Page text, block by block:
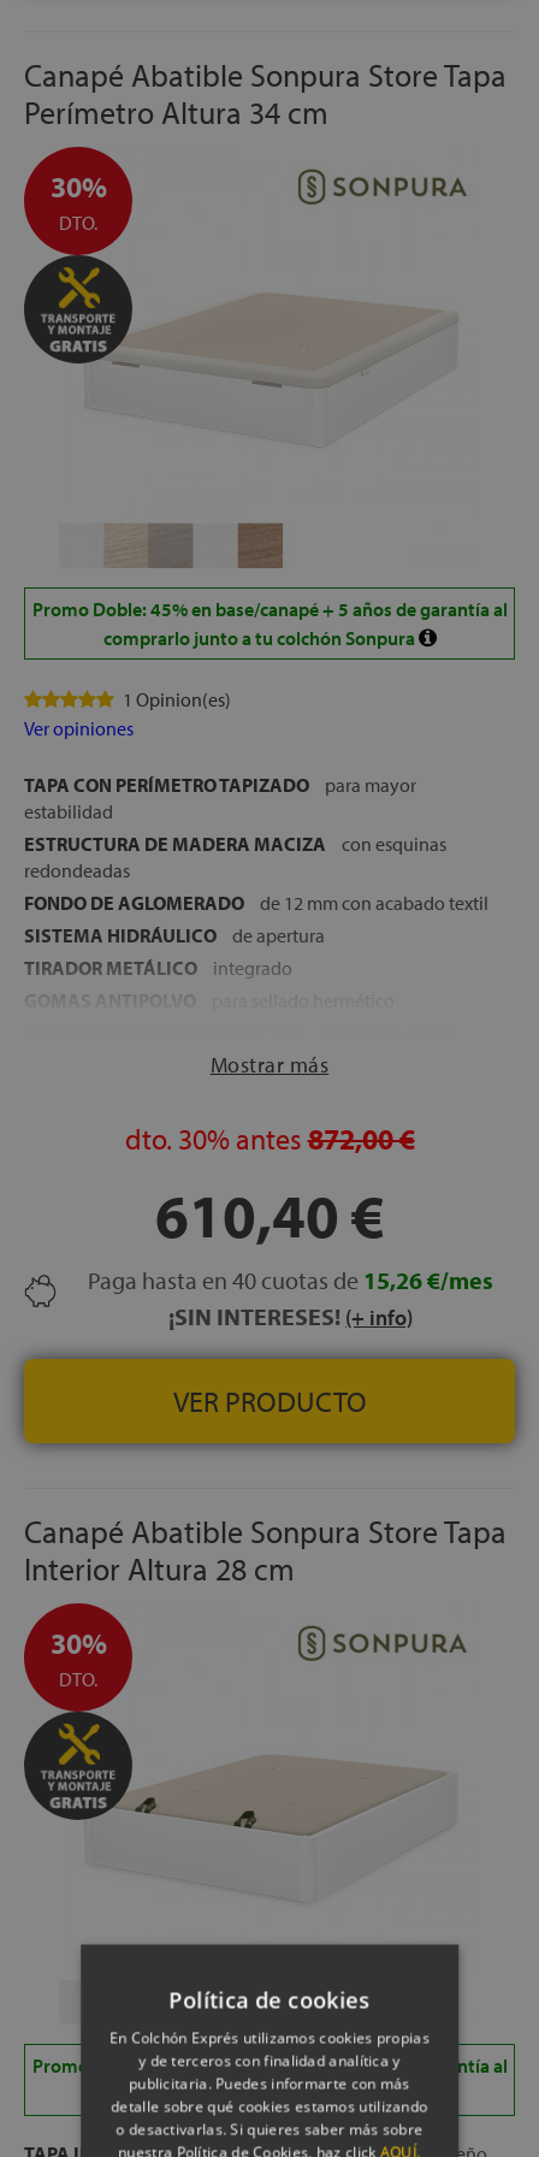
Canapé Abatible Sonpura Store Tapa
Perímetro Altura 34 cm
30%
DTO.
Promo Doble: 45% en base/canapé + 5 años de garantía al
comprarlo junto a tu colchón Sonpura
1 Opinion(es)
Ver opiniones
TAPA CON PERÍMETRO TAPIZADO
para mayor
estabilidad
ESTRUCTURA DE MADERA MACIZA
con esquinas
redondeadas
FONDO DE AGLOMERADO
de 12 mm con acabado textil
SISTEMA HIDRÁULICO
de apertura
TIRADOR METÁLICO
integrado
misma lámina o chapa que los largueros para un acabado
Nórdico, Nogal, Ártico y Natural
ALTURA DEL CAJÓN:
28 cm
CAPACIDAD DEL ARCÓN:
27 cm útiles
GROSOR DEL CAJÓN:
30 mm de espesor para máxima
solidez
Transporte, Montaje y Retirada del antiguo canapé o
equivalenteGRATUITO
FABRICACIÓN ESPAÑOLA
Mostrar más
dto. 30% antes872,00 €
610,40 €
Paga hasta en 40 cuotas de 15,26 €/mes
¡SIN INTERESES! (+ info)
VER PRODUCTO
Canapé Abatible Sonpura Store Tapa
Interior Altura 28 cm
30%
DTO.
Promo Doble: 45% en base/canapé + 5 años de garantía al
comprarlo junto a tu colchón Sonpura
Política de cookies
En Colchón Exprés utilizamos cookies propias
y de terceros con finalidad analítica y
publicitaria. Puedes informarte con más
detalle sobre qué cookies estamos utilizando
o desactivarlas. Si quieres saber más sobre
nuestra Política de Cookies, haz clickAQUÍ.